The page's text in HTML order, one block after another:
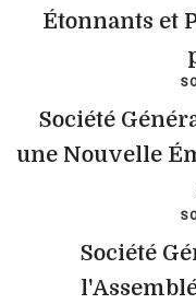
Étonnants et
Société
une Nouvelle
Société